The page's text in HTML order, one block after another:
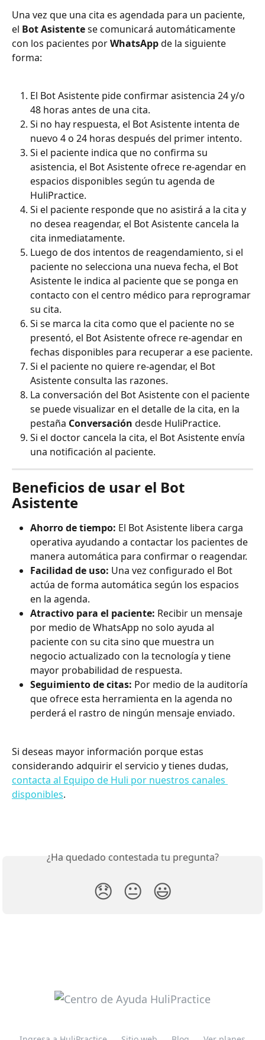
Una vez que una cita es agendada para un paciente,
el Bot Asistente se comunicará automáticamente
con los pacientes por WhatsApp de la siguiente
forma:
El Bot Asistente pide confirmar asistencia 24 y/o
48 horas antes de una cita.
Si no hay respuesta, el Bot Asistente intenta de
nuevo 4 o 24 horas después del primer intento.
Si el paciente indica que no confirma su
asistencia, el Bot Asistente ofrece re-agendar en
espacios disponibles según tu agenda de
HuliPractice.
Si el paciente responde que no asistirá a la cita y
no desea reagendar, el Bot Asistente cancela la
cita inmediatamente.
Luego de dos intentos de reagendamiento, si el
paciente no selecciona una nueva fecha, el Bot
Asistente le indica al paciente que se ponga en
contacto con el centro médico para reprogramar
su cita.
Si se marca la cita como que el paciente no se
presentó, el Bot Asistente ofrece re-agendar en
fechas disponibles para recuperar a ese paciente.
Si el paciente no quiere re-agendar, el Bot
Asistente consulta las razones.
La conversación del Bot Asistente con el paciente
se puede visualizar en el detalle de la cita, en la
pestaña Conversación desde HuliPractice.
Si el doctor cancela la cita, el Bot Asistente envía
una notificación al paciente.
Beneficios de usar el Bot
Asistente
Ahorro de tiempo: El Bot Asistente libera carga
operativa ayudando a contactar los pacientes de
manera automática para confirmar o reagendar.
Facilidad de uso: Una vez configurado el Bot
actúa de forma automática según los espacios
en la agenda.
Atractivo para el paciente: Recibir un mensaje
por medio de WhatsApp no solo ayuda al
paciente con su cita sino que muestra un
negocio actualizado con la tecnología y tiene
mayor probabilidad de respuesta.
Seguimiento de citas: Por medio de la auditoría
que ofrece esta herramienta en la agenda no
perderá el rastro de ningún mensaje enviado.
Si deseas mayor información porque estas
considerando adquirir el servicio y tienes dudas,
contacta al Equipo de Huli por nuestros canales
disponibles.
¿Ha quedado contestada tu pregunta?
😞 😐 😃